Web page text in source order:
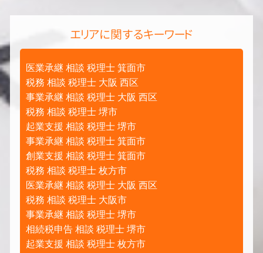
エリアに関するキーワード
医業承継 相談 税理士 箕面市
税務 相談 税理士 大阪 西区
事業承継 相談 税理士 大阪 西区
税務 相談 税理士 堺市
起業支援 相談 税理士 堺市
事業承継 相談 税理士 箕面市
創業支援 相談 税理士 箕面市
税務 相談 税理士 枚方市
医業承継 相談 税理士 大阪 西区
税務 相談 税理士 大阪市
事業承継 相談 税理士 堺市
相続税申告 相談 税理士 堺市
起業支援 相談 税理士 枚方市